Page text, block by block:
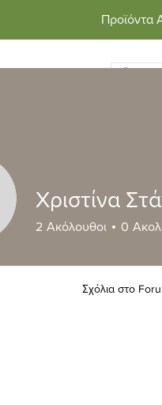
Προϊόντα
Χριστίνα
2 Ακόλουθοι 0
Σχόλια στο